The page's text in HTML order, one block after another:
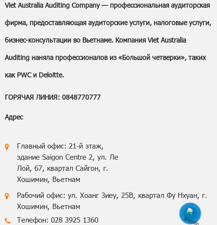
Viet Australia Auditing Company — профессиональная аудиторская
фирма, предоставляющая аудиторские услуги, налоговые услуги,
бизнес-консультации во Вьетнаме. Компания Viet Australia
Auditing наняла профессионалов из «Большой четверки», таких
как PWC и Deloitte.
ГОРЯЧАЯ ЛИНИЯ: 0848770777
Адрес
Главный офис: 21-й этаж,
здание Saigon Centre 2, ул. Ле
Лой, 67, квартал Сайгон, г.
Хошимин, Вьетнам
Рабочий офис: ул. Хоанг Зиеу, 25B, квартал Фу Нхуан, г.
Хошимин, Вьетнам
Телефон: 028 3925 1360